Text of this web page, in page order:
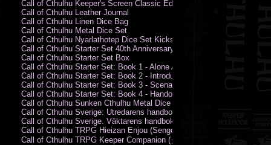
Call of Cthulhu Keeper's Screen Classic Edition
Call of Cthulhu Leather Journal
Call of Cthulhu Linen Dice Bag
Call of Cthulhu Metal Dice Set
Call of Cthulhu Nyarlathotep Dice Set Kickstarter Edition
Call of Cthulhu Starter Set 40th Anniversary Edition
Call of Cthulhu Starter Set Box
Call of Cthulhu Starter Set: Book 1 - Alone Against the Flames
Call of Cthulhu Starter Set: Book 2 - Introductory Rules
Call of Cthulhu Starter Set: Book 3 - Scenarios
Call of Cthulhu Starter Set: Book 4 - Handouts
Call of Cthulhu Sunken Cthulhu Metal Dice Set
Call of Cthulhu Sverige: Utredarens handbok (PDF)
Call of Cthulhu Sverige. Väktarens handbok
Call of Cthulhu TRPG Hieizan Enjou (Sengoku Period)
Call of Cthulhu TRPG Keeper Companion (クトゥルフ神話TRPG キー